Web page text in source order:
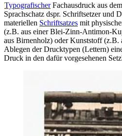
TypografischerFachausdruck aus
Sprachschatz dspr. Schriftsetzer und
materiellen Schriftsatzes mit
(z.B. aus einer Blei-Zinn-Antimon-
aus Birnenholz) oder Kunststoff (z.B.
Ablegen der Drucktypen (Lettern)
Druck in den dafür vorgesehenen